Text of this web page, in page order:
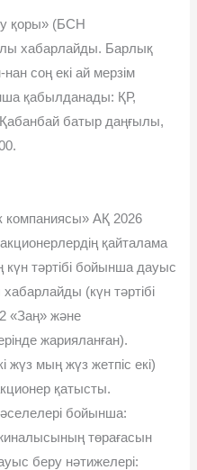
қоры» (БСН
хабарлайды. Барлық
соң екі ай мерзім
қабылданады: ҚР,
батыр даңғылы,
компаниясы» АҚ 2026
қайталама
тəртібі бойынша дауыс
(күн тəртібі
«Заң» жəне
жарияланған).
мың жүз жетпіс екі)
қатысты.
бойынша:
төрағасын
беру нəтижелері: